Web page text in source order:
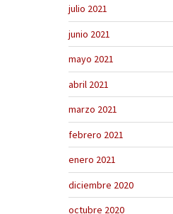
julio 2021
junio 2021
mayo 2021
abril 2021
marzo 2021
febrero 2021
enero 2021
diciembre 2020
octubre 2020